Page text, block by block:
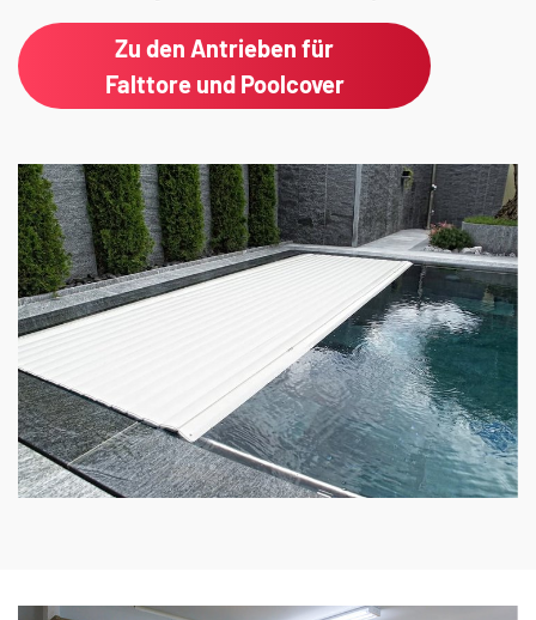
Zu den Antrieben für
Falttore und Poolcover